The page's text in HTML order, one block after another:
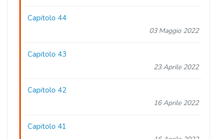
Capitolo 44
03 Maggio 2022
Capitolo 43
23 Aprile 2022
Capitolo 42
16 Aprile 2022
Capitolo 41